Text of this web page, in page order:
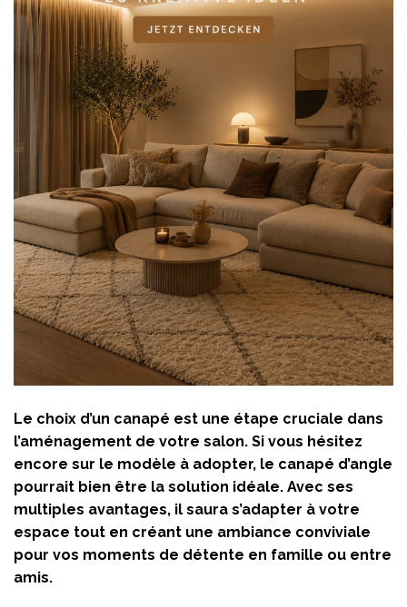
Le choix d’un canapé est une étape cruciale dans
l’aménagement de votre salon. Si vous hésitez
encore sur le modèle à adopter, le canapé d’angle
pourrait bien être la solution idéale. Avec ses
multiples avantages, il saura s’adapter à votre
espace tout en créant une ambiance conviviale
pour vos moments de détente en famille ou entre
amis.